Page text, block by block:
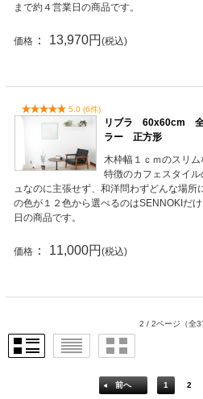
まで約４営業日の商品です。
価格 ： 13,970円 (税込)
5.0 (6件)
リブラ 60x60cm
ラー 正方形
木枠幅１ｃｍのスリ
特徴のカフェスタイ
ュなのに主張せず、和洋問わずどんな場所
の色が１２色から選べるのはSENNOKIだ
日の商品です。
価格 ： 11,000円 (税込)
2 / 2ページ （全
前へ 1 2